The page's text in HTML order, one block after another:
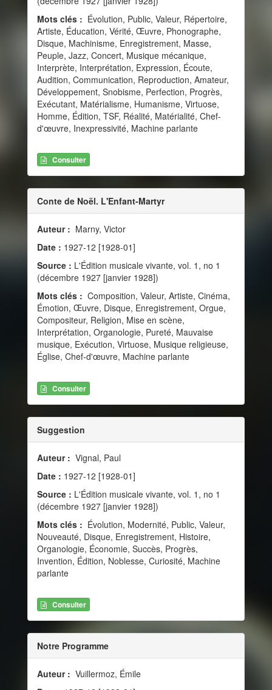
Mots clés : Évolution, Public, Valeur, Répertoire,
Artiste, Éducation, Vérité, Œuvre, Phonographe,
Disque, Machinisme, Enregistrement, Masse,
Peuple, Jazz, Concert, Musique mécanique,
Interprète, Interprétation, Expression, Écoute,
Audition, Communication, Reproduction, Amateur,
Développement, Snobisme, Perfection, Progrès,
Exécutant, Matérialisme, Humanisme, Virtuose,
Homme, Édition, TSF, Réalité, Matérialité, Chef-
d'œuvre, Inexpressivité, Machine parlante
Consulter
Conte de Noël. L'Enfant-Martyr
Auteur : Marny, Victor
Date : 1927-12 [1928-01]
Source : L'Édition musicale vivante, vol. 1, no 1
(décembre 1927 [janvier 1928])
Mots clés : Composition, Valeur, Artiste, Cinéma,
Émotion, Œuvre, Disque, Enregistrement, Orgue,
Compositeur, Religion, Mise en scène,
Interprétation, Organologie, Pureté, Mauvaise
musique, Exécution, Virtuose, Musique religieuse,
Église, Chef-d'œuvre, Machine parlante
Consulter
Suggestion
Auteur : Vignal, Paul
Date : 1927-12 [1928-01]
Source : L'Édition musicale vivante, vol. 1, no 1
(décembre 1927 [janvier 1928])
Mots clés : Évolution, Modernité, Public, Valeur,
Nouveauté, Disque, Enregistrement, Histoire,
Organologie, Économie, Succès, Progrès,
Invention, Édition, Noblesse, Curiosité, Machine
parlante
Consulter
Notre Programme
Auteur : Vuillermoz, Émile